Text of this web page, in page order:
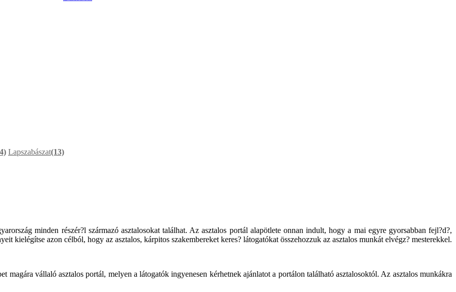
Lapszabászat(13)
minden részér?l származó asztalosokat találhat. Az asztalos portál alapötlete onnan indult, hogy a mai egyre gyorsabban fejl?d?,
kielégítse azon célból, hogy az asztalos, kárpitos szakembereket keres? látogatókat összehozzuk az asztalos munkát elvégz? mesterekkel.
magára vállaló asztalos portál, melyen a látogatók ingyenesen kérhetnek ajánlatot a portálon található asztalosoktól. Az asztalos munkákra